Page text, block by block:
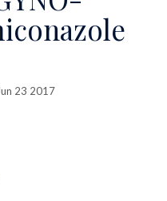
23 2017